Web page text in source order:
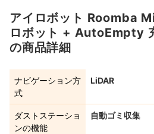
アイロボット Roomba
ロボット + AutoEmpty
の商品詳細
ナビゲーション方
式
LiDAR
ダストステーショ
ンの機能
自動ゴミ収集